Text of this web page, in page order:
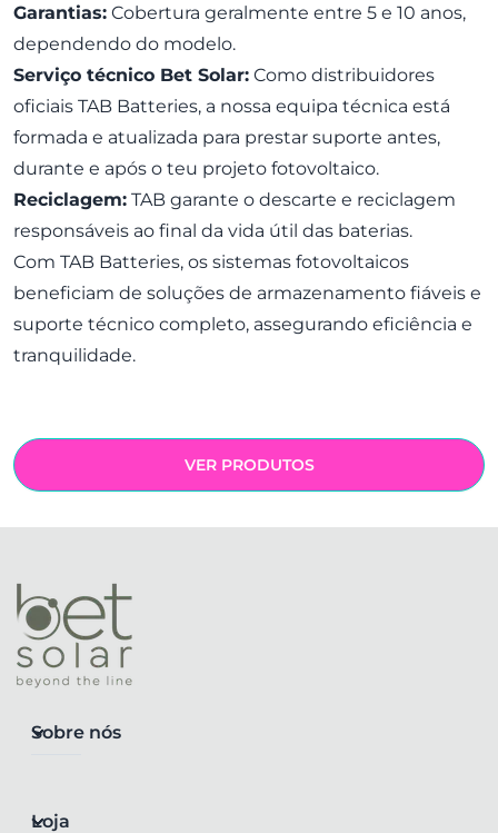
Garantias: Cobertura geralmente entre 5 e 10 anos,
dependendo do modelo.
Serviço técnico Bet Solar: Como distribuidores
oficiais TAB Batteries, a nossa equipa técnica está
formada e atualizada para prestar suporte antes,
durante e após o teu projeto fotovoltaico.
Reciclagem: TAB garante o descarte e reciclagem
responsáveis ao final da vida útil das baterias.
Com TAB Batteries, os sistemas fotovoltaicos
beneficiam de soluções de armazenamento fiáveis e
suporte técnico completo, assegurando eficiência e
tranquilidade.
VER PRODUTOS
Sobre nós
Loja